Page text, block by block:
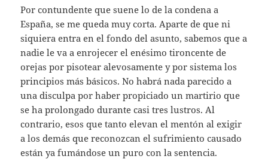
Por contundente que suene lo de la condena a
España, se me queda muy corta. Aparte de que ni
siquiera entra en el fondo del asunto, sabemos que a
nadie le va a enrojecer el enésimo tironcente de
orejas por pisotear alevosamente y por sistema los
principios más básicos. No habrá nada parecido a
una disculpa por haber propiciado un martirio que
se ha prolongado durante casi tres lustros. Al
contrario, esos que tanto elevan el mentón al exigir
a los demás que reconozcan el sufrimiento causado
están ya fumándose un puro con la sentencia.